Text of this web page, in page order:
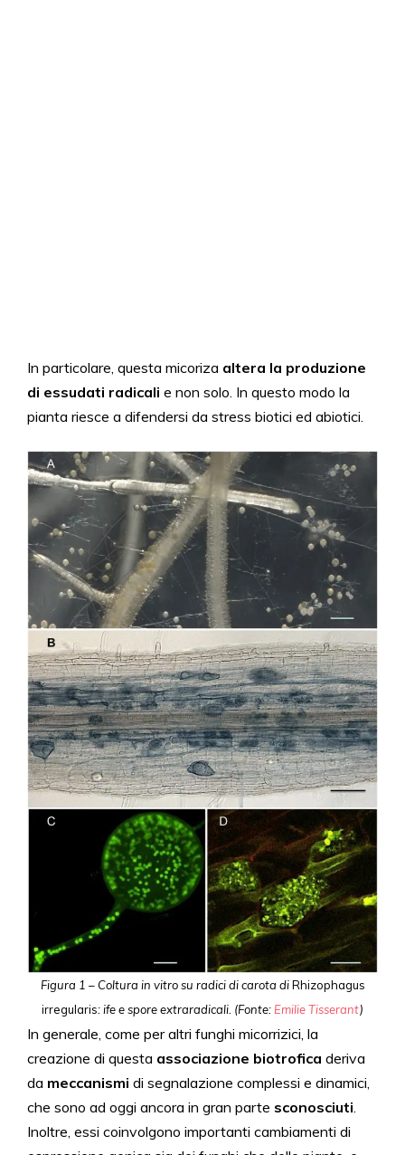
In particolare, questa micoriza altera la produzione
di essudati radicali e non solo. In questo modo la
pianta riesce a difendersi da stress biotici ed abiotici.
Figura 1 – Coltura in vitro su radici di carota diRhizophagus
irregularis: ife e spore extraradicali. (Fonte: Emilie Tisserant)
In generale, come per altri funghi micorrizici, la
creazione di questa associazione biotrofica deriva
da meccanismi di segnalazione complessi e dinamici,
che sono ad oggi ancora in gran parte sconosciuti.
Inoltre, essi coinvolgono importanti cambiamenti di